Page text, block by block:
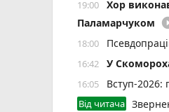
19:00
Хор
Паламарчуком
18:00
16:42 У
16:05 Вступ-2026:
Від читача